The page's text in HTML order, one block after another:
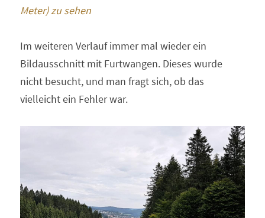
Meter) zu sehen
Im weiteren Verlauf immer mal wieder ein
Bildausschnitt mit Furtwangen. Dieses wurde
nicht besucht, und man fragt sich, ob das
vielleicht ein Fehler war.